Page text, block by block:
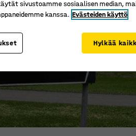
sivustoamme sosiaalisen median,
kanssa. Evästeiden käyttö
Hylkää